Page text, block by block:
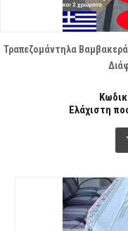
Τραπεζομάντηλα Βαμβακερά
Ελάχιστη